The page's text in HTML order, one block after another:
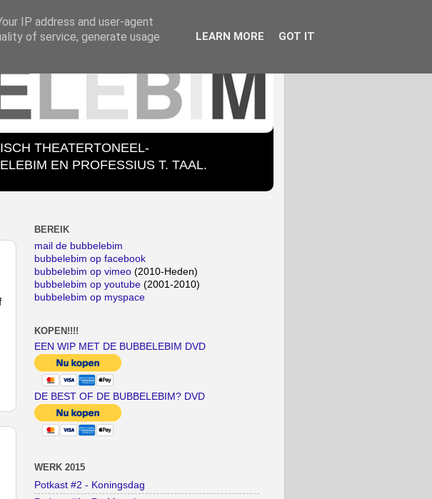
THEATERTONEEL-
EN PROFESSIUS T. TAAL.
BEREIK
mail de bubbelebim
bubbelebim op facebook
bubbelebim op vimeo (2010-Heden)
bubbelebim op youtube (2001-2010)
bubbelebim op myspace
KOPEN!!!!
EEN WIP MET DE BUBBELEBIM DVD
DE BEST OF DE BUBBELEBIM? DVD
WERK 2015
Potkast #2 - Koningsdag
IP address and user-agent
of service, generate usage
LEARN MORE GOT IT